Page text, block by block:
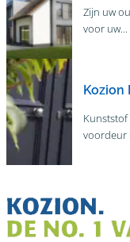
Zijn uw
voor uw...
Kozion
voordeur